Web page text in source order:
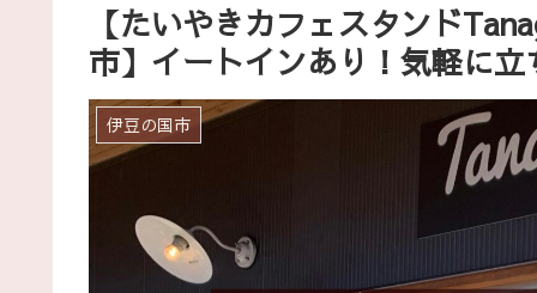
【たいやきカフェスタンド
市】イートインあり！気軽に
伊豆の国市